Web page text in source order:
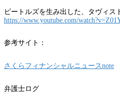
ビートルズを生み出した、タヴィ
https://www.youtube.com/
参考サイト：
さくらフィナンシャルニュースnote
弁護士ログ